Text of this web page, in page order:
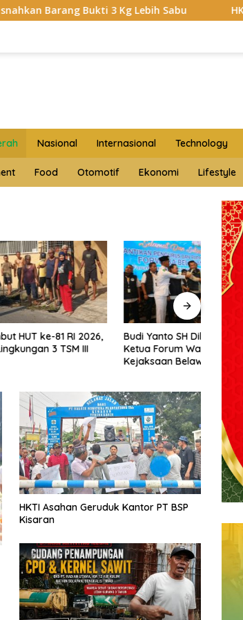
3 Kg Lebih Sabu HKTI Asahan
Nasional Internasional Technology
Food Otomotif Ekonomi Lifestyle
2026,
III
Budi Yanto SH Dilantik Jadi
Ketua Forum Wartawan
Kejaksaan Belawan, Forwaka
Pendampingan Hukum dan
Ekomoni Semua Anggota
HKTI Asahan Geruduk Kantor PT BSP
Kisaran